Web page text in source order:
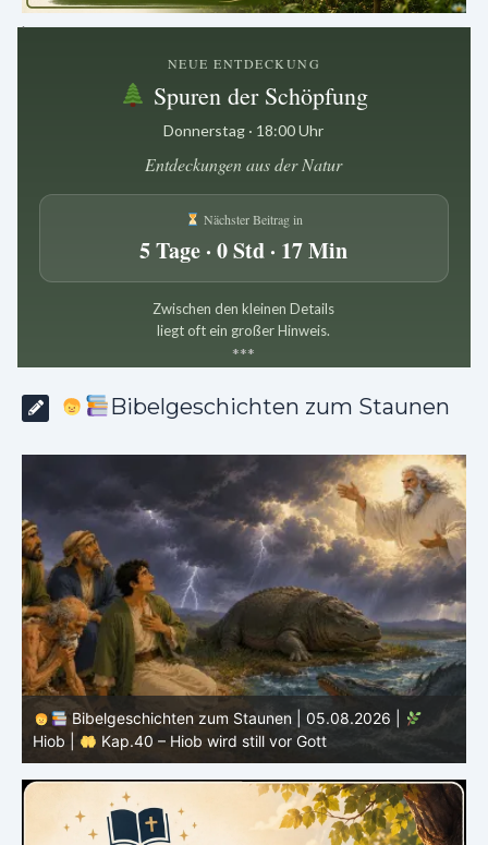
.
NEUE ENTDECKUNG
Spuren der Schöpfung
Donnerstag · 18:00 Uhr
Entdeckungen aus der Natur
Nächster Beitrag in
5 Tage · 0 Std · 17 Min
Zwischen den kleinen Details
liegt oft ein großer Hinweis.
***
Bibelgeschichten zum Staunen
Bibelgeschichten zum Staunen | 04.08.2026 |
Hiob |
Kap.39 – Gott zeigt Hiob die wilden Tiere